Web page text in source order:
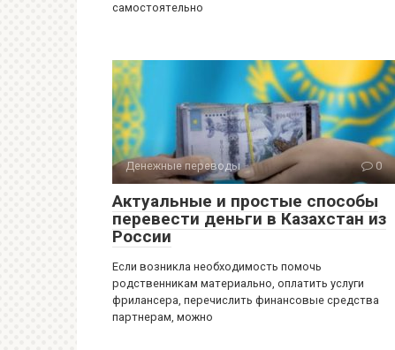
самостоятельно
Денежные переводы 0
Актуальные и простые способы
перевести деньги в Казахстан из
России
Если возникла необходимость помочь
родственникам материально, оплатить услуги
фрилансера, перечислить финансовые средства
партнерам, можно